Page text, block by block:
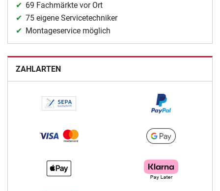
69 Fachmärkte vor Ort
75 eigene Servicetechniker
Montageservice möglich
ZAHLARTEN